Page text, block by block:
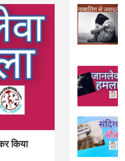
किया